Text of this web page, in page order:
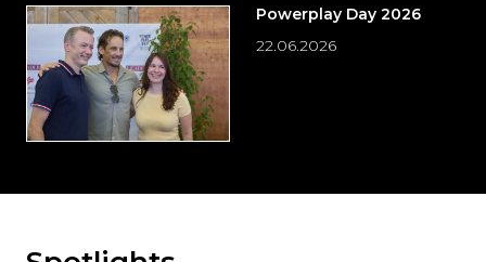
Powerplay Day 2026
22.06.2026
Möchten